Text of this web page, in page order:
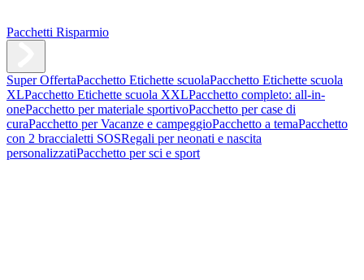
Pacchetti Risparmio
Super OffertaPacchetto Etichette scuolaPacchetto Etichette scuola
XLPacchetto Etichette scuola XXLPacchetto completo: all-in-
onePacchetto per materiale sportivoPacchetto per case di
curaPacchetto per Vacanze e campeggioPacchetto a temaPacchetto
con 2 braccialetti SOSRegali per neonati e nascita
personalizzatiPacchetto per sci e sport